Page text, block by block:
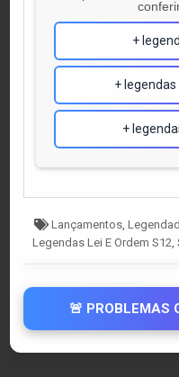
+
+
+
Tagged
Lançamentos
Legendas Lei E Ordem S12
🚨 PROBLEMAS